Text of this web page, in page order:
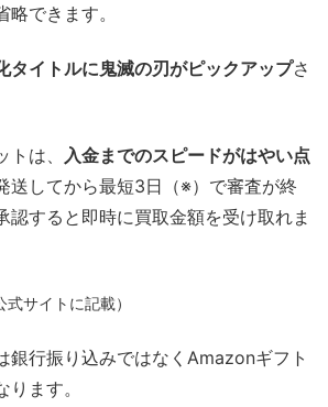
できます。
タイトルに鬼滅の刃がピックアップさ
は、
入金までのスピードがはやい点
送してから最短3日（※）で審査が終
認すると即時に買取金額を受け取れま
サイトに記載）
銀行振り込みではなくAmazonギフト
ます。